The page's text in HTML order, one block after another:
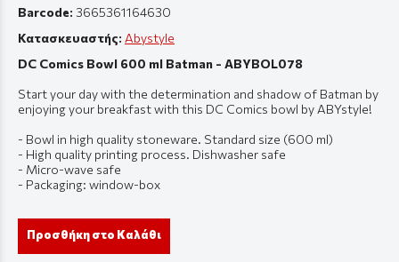
Barcode: 3665361164630
Κατασκευαστής: Abystyle
DC Comics Bowl 600 ml Batman - ABYBOL078
Start your day with the determination and shadow of Batman by
enjoying your breakfast with this DC Comics bowl by ABYstyle!
- Bowl in high quality stoneware. Standard size (600 ml)
- High quality printing process. Dishwasher safe
- Micro-wave safe
- Packaging: window-box
Προσθήκη στο Καλάθι